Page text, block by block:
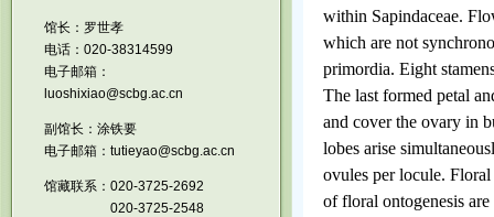
馆长：罗世孝
电话：020-38314599
电子邮箱：
luoshixiao@scbg.ac.cn
副馆长：涂铁要
电子邮箱：tutieyao@scbg.ac.cn
馆藏联系：020-3725-2692
020-3725-2548
within Sapindaceae.
which are not
primordia. Eight
The last formed petal
and cover the ovary in
lobes arise
ovules per locule.
of floral ontogenesis